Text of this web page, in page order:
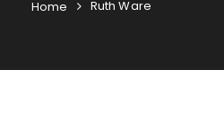
Home Ruth Ware